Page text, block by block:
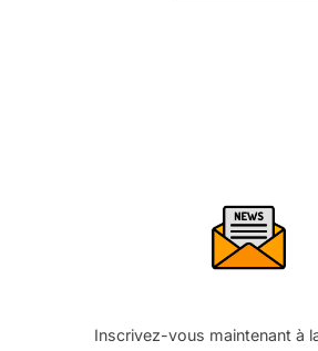
Inscrivez-vous maintenant à